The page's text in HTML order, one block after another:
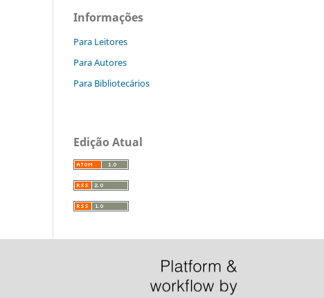
Informações
Para Leitores
Para Autores
Para Bibliotecários
Edição Atual